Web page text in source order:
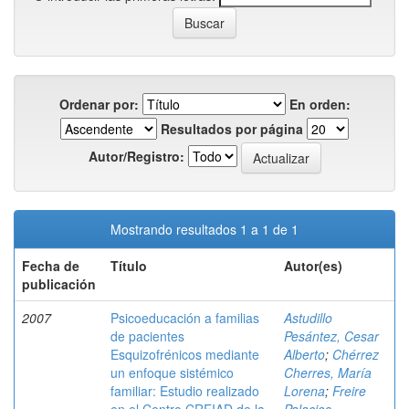
Ordenar por:
En orden:
Resultados por página
Autor/Registro:
Mostrando resultados 1 a 1 de 1
Fecha de
publicación
Título Autor(es)
2007
Psicoeducación a familias
de pacientes
Esquizofrénicos mediante
un enfoque sistémico
familiar: Estudio realizado
Astudillo
Pesántez, Cesar
Alberto; Chérrez
Cherres, María
Lorena; Freire